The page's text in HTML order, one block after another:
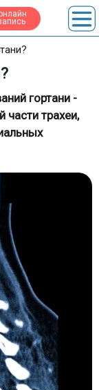
гортани -
части трахеи,